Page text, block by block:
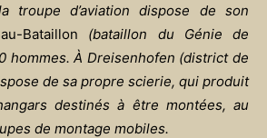
troupe d’aviation dispose de son
Bataillon (bataillon du Génie de
hommes. À Dreisenhofen (district de
de sa propre scierie, qui produit
destinés à être montées, au
de montage mobiles.